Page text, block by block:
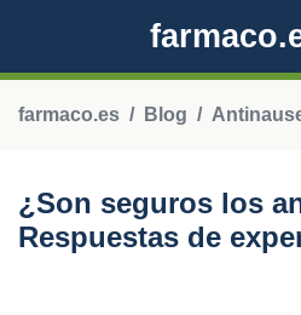
farmaco.es Blog
¿Son seguros los
Respuestas de